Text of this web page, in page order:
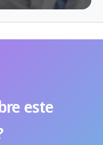
este